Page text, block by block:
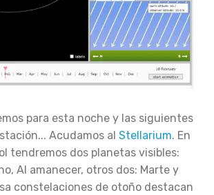
para esta noche y las siguientes
Acudamos al Stellarium. En
tendremos dos planetas visibles:
Al amanecer, otros dos: Marte y
constelaciones de otoño destacan